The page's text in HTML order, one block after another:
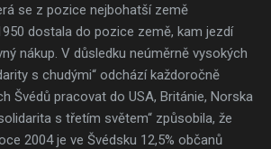
se z pozice nejbohatší země
dostala do pozice země, kam jezdí
nákup. V důsledku neúměrně vysokých
s chudými“ odchází každoročně
Švédů pracovat do USA, Británie, Norska
s třetím světem“ způsobila, že
2004 je ve Švédsku 12,5% občanů